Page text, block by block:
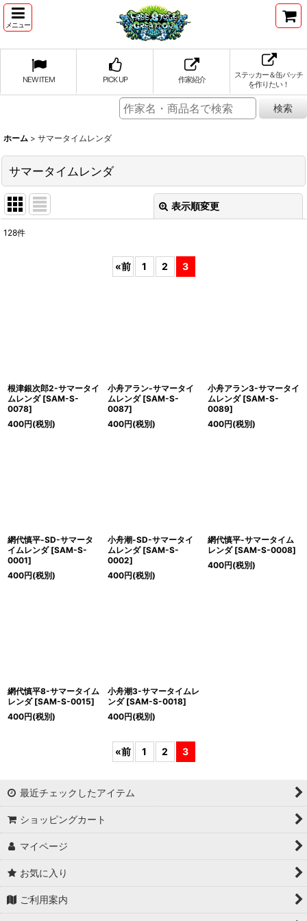
メニュー
NEW ITEM PICK UP 作家紹介
ステッカー＆缶バッチ
を作りたい！
ホーム > サマータイムレンダ
サマータイムレンダ
表示順変更
128件
«前 1 2 3
根津銀次郎2-サマータイ
ムレンダ [SAM-S-
0078]
400円(税別)
小舟アラン-サマータイ
ムレンダ [SAM-S-
0087]
400円(税別)
小舟アラン3-サマータイ
ムレンダ [SAM-S-
0089]
400円(税別)
網代慎平-SD-サマータ
イムレンダ [SAM-S-
0001]
400円(税別)
小舟潮-SD-サマータイ
ムレンダ [SAM-S-
0002]
400円(税別)
網代慎平-サマータイム
レンダ [SAM-S-0008]
400円(税別)
網代慎平8-サマータイム
レンダ [SAM-S-0015]
400円(税別)
小舟潮3-サマータイムレ
ンダ [SAM-S-0018]
400円(税別)
«前 1 2 3
最近チェックしたアイテム
ショッピングカート
マイページ
お気に入り
ご利用案内